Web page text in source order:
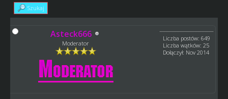
Szukaj
Asteck666
Moderator
Liczba postów: 649
Liczba wątków: 25
Dołączył: Nov 2014